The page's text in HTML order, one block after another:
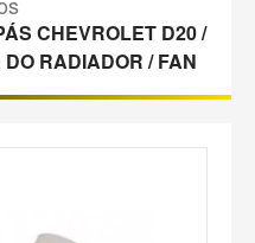
CHEVROLET D20 /
RADIADOR / FAN